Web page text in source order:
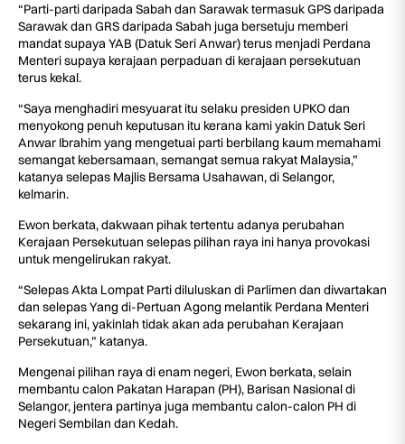
“Parti-parti daripada Sabah dan Sarawak termasuk GPS daripada
Sarawak dan GRS daripada Sabah juga bersetuju memberi
mandat supaya YAB (Datuk Seri Anwar) terus menjadi Perdana
Menteri supaya kerajaan perpaduan di kerajaan persekutuan
terus kekal.
“Saya menghadiri mesyuarat itu selaku presiden UPKO dan
menyokong penuh keputusan itu kerana kami yakin Datuk Seri
Anwar Ibrahim yang mengetuai parti berbilang kaum memahami
semangat kebersamaan, semangat semua rakyat Malaysia,”
katanya selepas Majlis Bersama Usahawan, di Selangor,
kelmarin.
Ewon berkata, dakwaan pihak tertentu adanya perubahan
Kerajaan Persekutuan selepas pilihan raya ini hanya provokasi
untuk mengelirukan rakyat.
“Selepas Akta Lompat Parti diluluskan di Parlimen dan diwartakan
dan selepas Yang di-Pertuan Agong melantik Perdana Menteri
sekarang ini, yakinlah tidak akan ada perubahan Kerajaan
Persekutuan,” katanya.
Mengenai pilihan raya di enam negeri, Ewon berkata, selain
membantu calon Pakatan Harapan (PH), Barisan Nasional di
Selangor, jentera partinya juga membantu calon-calon PH di
Negeri Sembilan dan Kedah.